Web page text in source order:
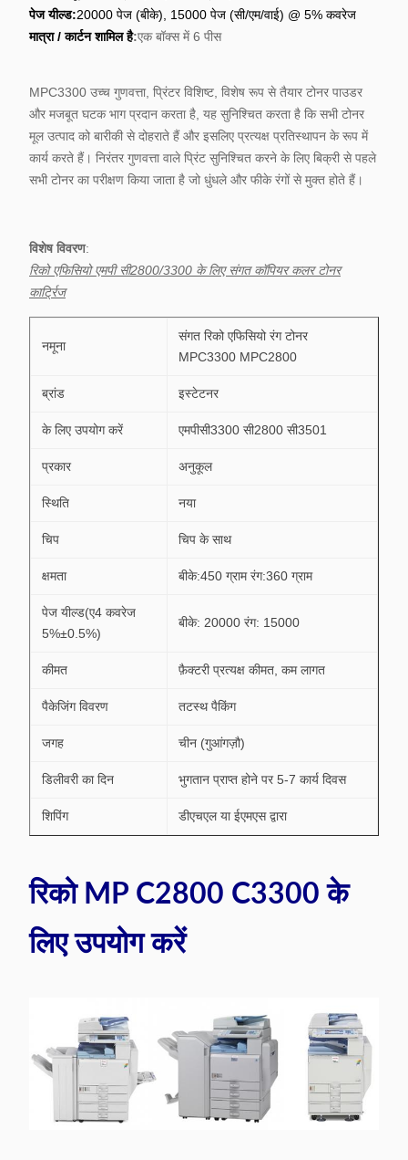
पेज यील्ड:20000 पेज (बीके), 15000 पेज (सी/एम/वाई) @ 5% कवरेज
मात्रा / कार्टन शामिल है:एक बॉक्स में 6 पीस
MPC3300 उच्च गुणवत्ता, प्रिंटर विशिष्ट, विशेष रूप से तैयार टोनर पाउडर
और मजबूत घटक भाग प्रदान करता है, यह सुनिश्चित करता है कि सभी टोनर
मूल उत्पाद को बारीकी से दोहराते हैं और इसलिए प्रत्यक्ष प्रतिस्थापन के रूप में
कार्य करते हैं। निरंतर गुणवत्ता वाले प्रिंट सुनिश्चित करने के लिए बिक्री से पहले
सभी टोनर का परीक्षण किया जाता है जो धुंधले और फीके रंगों से मुक्त होते हैं।
विशेष विवरण:
रिको एफिसियो एमपी सी2800/3300 के लिए संगत कॉपियर कलर टोनर
कार्ट्रिज
नमूना
संगत रिको एफिसियो रंग टोनर
MPC3300 MPC2800
ब्रांड इस्टेटनर
के लिए उपयोग करें एमपीसी3300 सी2800 सी3501
प्रकार अनुकूल
स्थिति नया
चिप चिप के साथ
क्षमता बीके:450 ग्राम रंग:360 ग्राम
पेज यील्ड(ए4 कवरेज
5%±0.5%)
बीके: 20000 रंग: 15000
कीमत फ़ैक्टरी प्रत्यक्ष कीमत, कम लागत
पैकेजिंग विवरण तटस्थ पैकिंग
जगह चीन (गुआंगज़ौ)
डिलीवरी का दिन भुगतान प्राप्त होने पर 5-7 कार्य दिवस
शिपिंग डीएचएल या ईएमएस द्वारा
रिको MP C2800 C3300 के
लिए उपयोग करें